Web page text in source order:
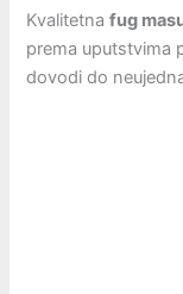
Kvalitetnafug
prema uputstvima
dovodi do